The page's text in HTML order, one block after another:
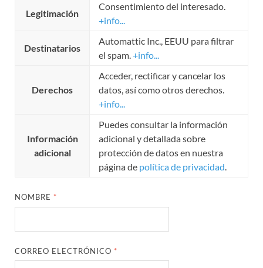
Legitimación
Consentimiento del interesado.
+info...
Destinatarios
Automattic Inc., EEUU para filtrar
el spam.+info...
Derechos
Acceder, rectificar y cancelar los
datos, así como otros derechos.
+info...
Información
adicional
Puedes consultar la información
adicional y detallada sobre
protección de datos en nuestra
página de política de privacidad.
NOMBRE *
CORREO ELECTRÓNICO *